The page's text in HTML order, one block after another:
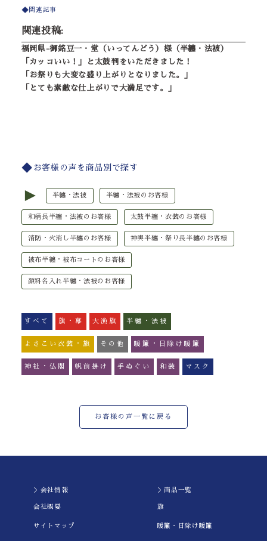
関連記事
関連投稿:
福岡県-御銘豆一・堂（いってんどう）様（半纏・法被）
「カッコいい！」と太鼓判をいただきました！
「お祭りも大変な盛り上がりとなりました。」
「とても素敵な仕上がりで大満足です。」
お客様の声を商品別で探す
► 半纏・法被 半纏・法被のお客様
和柄長半纏・法被のお客様 太鼓半纏・衣装のお客様
消防・火消し半纏のお客様 神輿半纏・祭り長半纏のお客様
被布半纏・被布コートのお客様
顔料名入れ半纏・法被のお客様
すべて 旗・幕 大漁旗 半纏・法被
よさこい衣装・旗 その他 暖簾・日除け暖簾
神社・仏閣 帆前掛け 手ぬぐい 和装 マスク
お客様の声一覧に戻る
＞会社情報
会社概要
サイトマップ
＞商品一覧
旗
暖簾・日除け暖簾